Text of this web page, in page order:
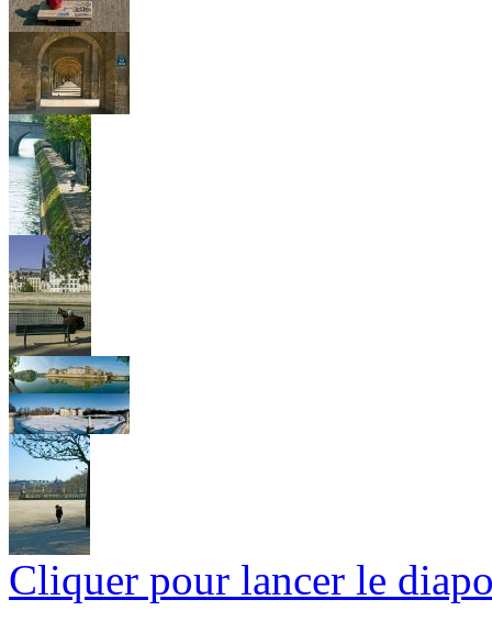
Cliquer pour lancer le